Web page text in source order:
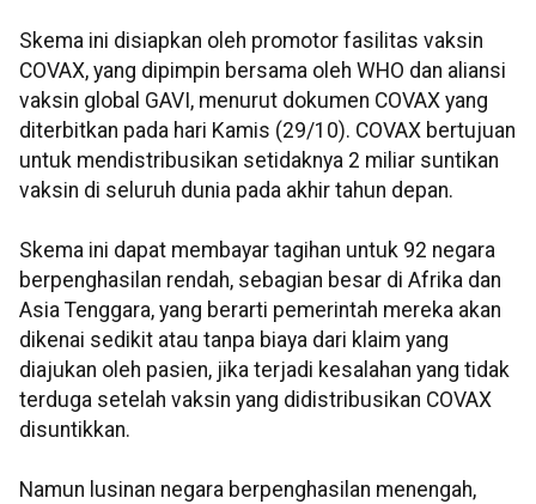
Skema ini disiapkan oleh promotor fasilitas vaksin
COVAX, yang dipimpin bersama oleh WHO dan aliansi
vaksin global GAVI, menurut dokumen COVAX yang
diterbitkan pada hari Kamis (29/10). COVAX bertujuan
untuk mendistribusikan setidaknya 2 miliar suntikan
vaksin di seluruh dunia pada akhir tahun depan.
Skema ini dapat membayar tagihan untuk 92 negara
berpenghasilan rendah, sebagian besar di Afrika dan
Asia Tenggara, yang berarti pemerintah mereka akan
dikenai sedikit atau tanpa biaya dari klaim yang
diajukan oleh pasien, jika terjadi kesalahan yang tidak
terduga setelah vaksin yang didistribusikan COVAX
disuntikkan.
Namun lusinan negara berpenghasilan menengah,